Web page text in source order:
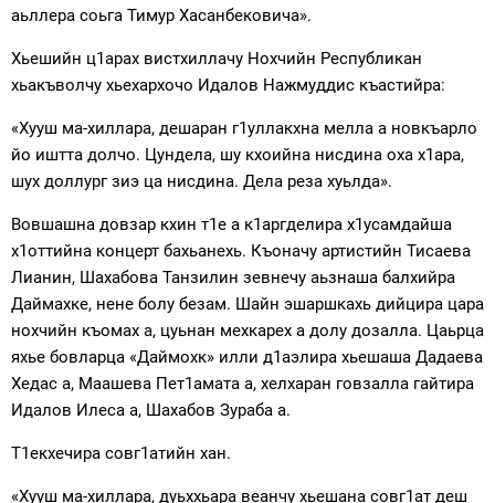
аьллера соьга Тимур Хасанбековича».
Хьешийн ц1арах вистхиллачу Нохчийн Республикан
хьакъволчу хьехархочо Идалов Нажмуддис къастийра:
«Хууш ма-хиллара, дешаран г1уллакхна мелла а новкъарло
йо иштта долчо. Цундела, шу кхоийна нисдина оха х1ара,
шух доллург зиэ ца нисдина. Дела реза хуьлда».
Вовшашна довзар кхин т1е а к1аргделира х1усамдайша
х1оттийна концерт бахьанехь. Къоначу артистийн Тисаева
Лианин, Шахабова Танзилин зевнечу аьзнаша балхийра
Даймахке, нене болу безам. Шайн эшаршкахь дийцира цара
нохчийн къомах а, цуьнан мехкарех а долу дозалла. Цаьрца
яхье бовларца «Даймохк» илли д1аэлира хьешаша Дадаева
Хедас а, Маашева Пет1амата а, хелхаран говзалла гайтира
Идалов Илеса а, Шахабов Зураба а.
Т1екхечира совг1атийн хан.
«Хууш ма-хиллара, дуьххьара веанчу хьешана совг1ат деш